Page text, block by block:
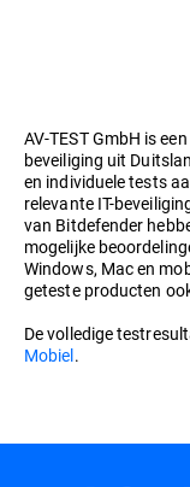
AV-TEST GmbH is
beveiliging uit
en individuele tests
relevante IT-
van Bitdefender
mogelijke
Windows, Mac en
geteste producten
De volledige
Mobiel.